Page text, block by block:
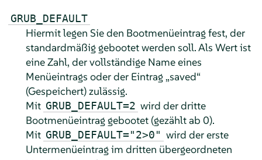
GRUB_DEFAULT
Hiermit legen Sie den Bootmenüeintrag fest, der
standardmäßig gebootet werden soll. Als Wert ist
eine Zahl, der vollständige Name eines
Menüeintrags oder der Eintrag„saved“
(Gespeichert) zulässig.
Mit GRUB_DEFAULT=2 wird der dritte
Bootmenüeintrag gebootet (gezählt ab 0).
Mit GRUB_DEFAULT="2>0" wird der erste
Untermenüeintrag im dritten übergeordneten